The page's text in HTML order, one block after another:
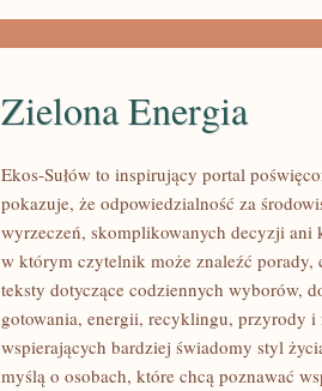
Zielona Energia
Ekos-Sułów to inspirujący portal
pokazuje, że odpowiedzialność za
wyrzeczeń, skomplikowanych decyzji ani
w którym czytelnik może znaleźć porady,
teksty dotyczące codziennych wyborów,
gotowania, energii, recyklingu, przyrody i
wspierających bardziej świadomy styl
myślą o osobach, które chcą poznawać